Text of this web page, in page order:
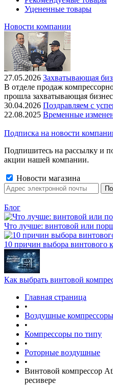
Уцененные товары
Новости компании
27.05.2026 Захватывающая
В отделе продаж
прошла захватывающая
30.04.2026 Поздравляем с
22.08.2025 Временные
Подписка на новости
Подпишитесь на рассылку и
акции нашей компании.
Новости магазина
Блог
Что лучше: винтовой или
10 причин выбора винтового
Как выбрать винтовой
Главная страница
•
Воздушные компрессоры
•
Компрессоры по типу
•
Роторные воздушные
•
Винтовой компрессор
ресивере